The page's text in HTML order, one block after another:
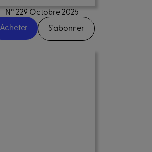
N° 229 Octobre 2025
Acheter
S'abonner